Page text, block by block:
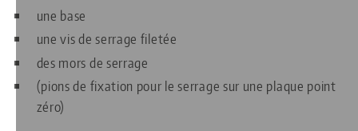
une base
une vis de serrage filetée
des mors de serrage
(pions de fixation pour le serrage sur une plaque point
zéro)